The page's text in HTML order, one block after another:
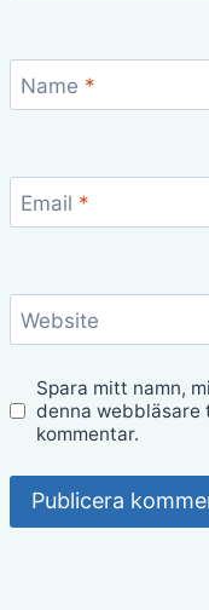
Name *
Email *
Website
Spara mitt namn,
denna webbläsare
kommentar.